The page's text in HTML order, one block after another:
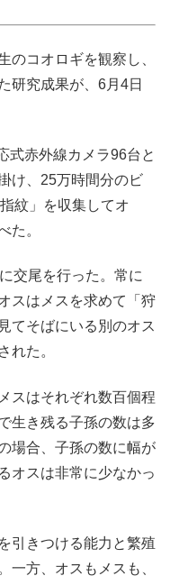
のコオロギを観察し、
研究成果が、6月4日
式赤外線カメラ96台と
け、25万時間分のビ
紋」を収集してオ
た。
交尾を行った。常に
スはメスを求めて「狩
てそばにいる別のオス
れた。
スはそれぞれ数百個程
生き残る子孫の数は多
場合、子孫の数に幅が
オスは非常に少なかっ
引きつける能力と繁殖
一方、オスもメスも、